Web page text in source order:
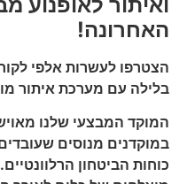
האחרונה!
הצטרפו לעשרות אלפי
בלילה עם מערכת איתור
במוקדנים מנוסים
כוחות הביטחון